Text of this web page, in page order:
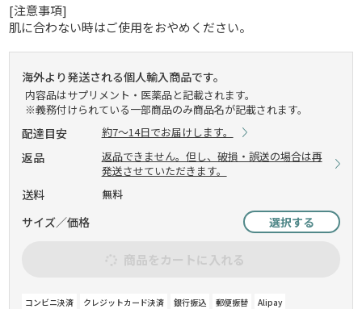
[注意事項]
肌に合わない時はご使用をおやめください。
海外より発送される個人輸入商品です。
内容品はサプリメント・医薬品と記載されます。
※義務付けられている一部商品のみ商品名が記載されます。
配達目安 約7～14日でお届けします。
返品
返品できません。但し、破損・誤送の場合は再
発送させていただきます。
送料 無料
サイズ／価格 選択する
商品をカートに入れる
コンビニ決済 クレジットカード決済 銀行振込 郵便振替
Alipay